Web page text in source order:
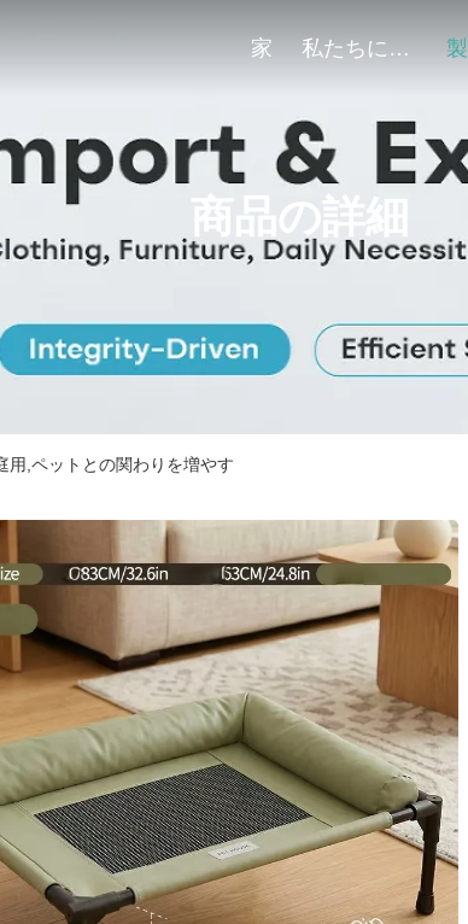
家 私たちについて
商品の詳細
用,ペットとの関わりを増やす